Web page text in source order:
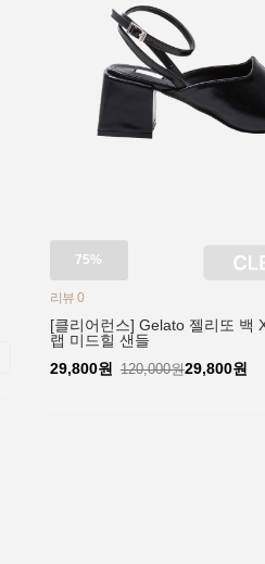
75%
리뷰 0
[클리어런스] Gelato 젤리또 백
랩 미드힐 샌들
29,800원
120,000원29,800원